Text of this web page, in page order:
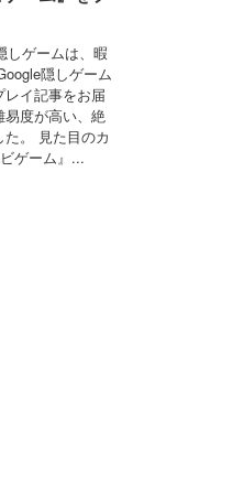
しゲームは、暇
隠しゲーム
イ記事をお届
度が高い、絶
。 見た目のカ
ゲーム』...